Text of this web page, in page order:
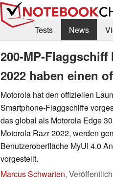
Tests
News
200-MP-
2022 haben einen
Motorola hat den offiziellen
Smartphone-Flaggschiffe
das global als Motorola Edge
Motorola Razr 2022, werden
Benutzeroberfläche MyUI 4.0
vorgestellt.
Marcus Schwarten,